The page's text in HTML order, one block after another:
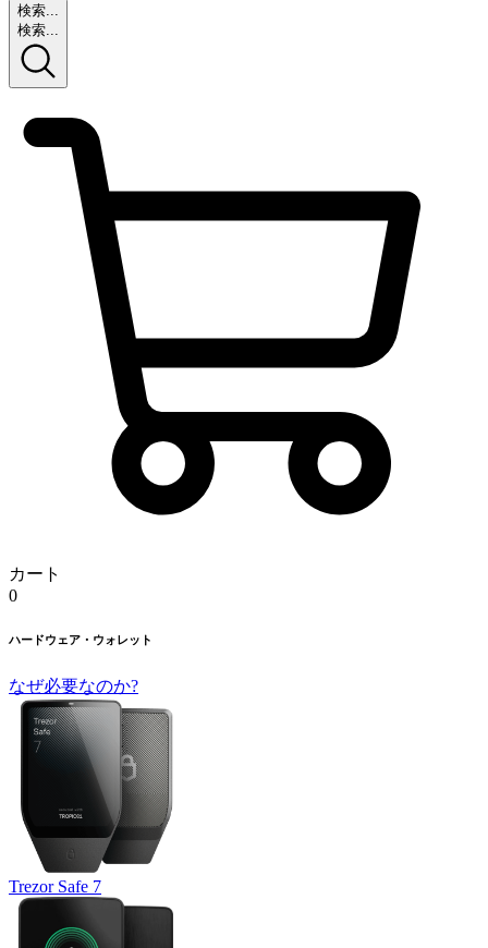
検索...
検索...
カート
0
ハードウェア・ウォレット
なぜ必要なのか?
Trezor Safe 7